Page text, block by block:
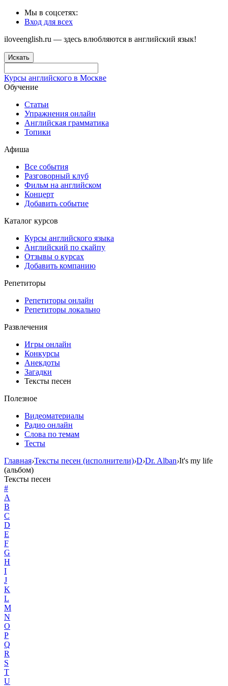
Мы в соцсетях:
Вход для всех
iloveenglish.ru — здесь влюбляются в английский язык!
Искать
Курсы английского в Москве
Обучение
Статьи
Упражнения онлайн
Английская грамматика
Топики
Афиша
Все события
Разговорный клуб
Фильм на английском
Концерт
Добавить событие
Каталог курсов
Курсы английского языка
Английский по скайпу
Отзывы о курсах
Добавить компанию
Репетиторы
Репетиторы онлайн
Репетиторы локально
Развлечения
Игры онлайн
Конкурсы
Анекдоты
Загадки
Тексты песен
Полезное
Видеоматериалы
Радио онлайн
Слова по темам
Тесты
Главная›Тексты песен (исполнители)›D›Dr. Alban›It's my life
(альбом)
Тексты песен
#
A
B
C
D
E
F
G
H
I
J
K
L
M
N
O
P
Q
R
S
T
U